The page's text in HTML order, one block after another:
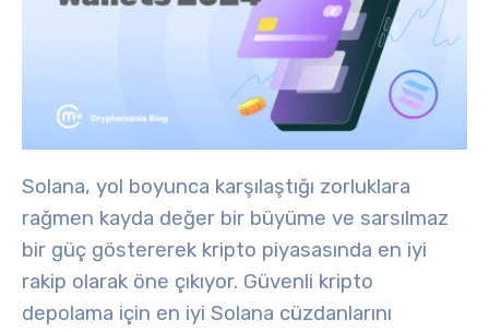
Solana, yol boyunca karşılaştığı zorluklara
rağmen kayda değer bir büyüme ve sarsılmaz
bir güç göstererek kripto piyasasında en iyi
rakip olarak öne çıkıyor. Güvenli kripto
depolama için en iyi Solana cüzdanlarını